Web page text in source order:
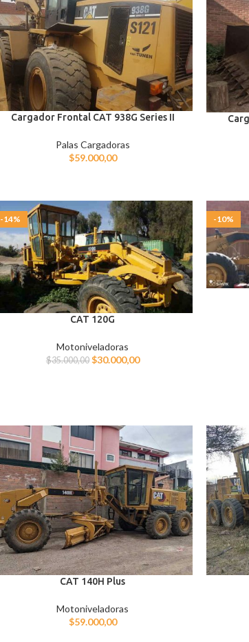
Cargador Frontal CAT 938G Series II
Palas Cargadoras
$59.000,00
-14%
CAT 120G
Motoniveladoras
$35.000,00 $30.000,00
-10%
CAT 140H Plus
Motoniveladoras
$59.000,00